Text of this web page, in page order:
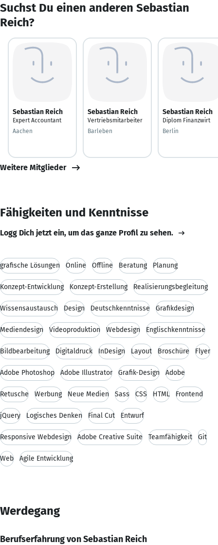
Suchst Du einen anderen Sebastian
Reich?
Sebastian Reich
Expert Accountant
Aachen
Sebastian Reich
Vertriebsmitarbeiter
Barleben
Sebastian Reich
Diplom Finanzwirt
Berlin
Weitere Mitglieder
Fähigkeiten und Kenntnisse
Logg Dich jetzt ein, um das ganze Profil zu sehen.
grafische Lösungen Online Offline Beratung Planung
Konzept-Entwicklung Konzept-Erstellung Realisierungsbegleitung
Wissensaustausch Design Deutschkenntnisse Grafikdesign
Mediendesign Videoproduktion Webdesign Englischkenntnisse
Bildbearbeitung Digitaldruck InDesign Layout Broschüre Flyer
Adobe Photoshop Adobe Illustrator Grafik-Design Adobe
Retusche Werbung Neue Medien Sass CSS HTML Frontend
jQuery Logisches Denken Final Cut Entwurf
Responsive Webdesign Adobe Creative Suite Teamfähigkeit Git
Web Agile Entwicklung
Werdegang
Berufserfahrung von Sebastian Reich